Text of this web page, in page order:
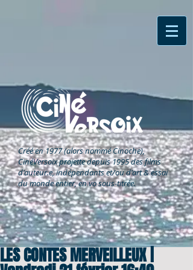
Créé en 1977 (alors nommé Cinoche),
CinéVersoixprojette depuis 1995 des films
d'auteur.e, indépendants et/ou d'art & essai
du monde entier, en vo sous-titrée.
LES CONTES MERVEILLEUX |